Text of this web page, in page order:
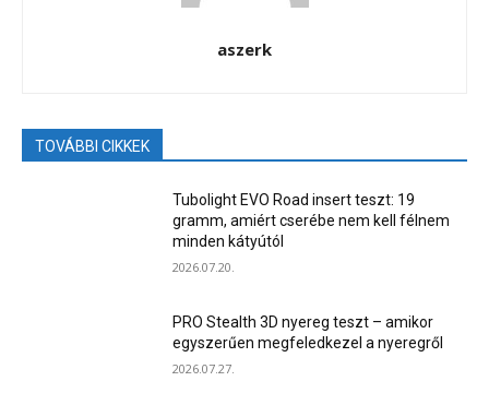
aszerk
TOVÁBBI CIKKEK
Tubolight EVO Road insert teszt: 19
gramm, amiért cserébe nem kell félnem
minden kátyútól
2026.07.20.
PRO Stealth 3D nyereg teszt – amikor
egyszerűen megfeledkezel a nyeregről
2026.07.27.